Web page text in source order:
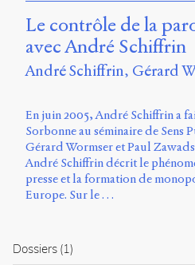
Le contrôle de la
avec André Schiffrin
André Schiffrin Gérard
En juin 2005, André Schiffrin a
Sorbonne au séminaire de Sens
Gérard Wormser et Paul
André Schiffrin décrit le
presse et la formation de
Europe. Sur le …
Dossiers (1)